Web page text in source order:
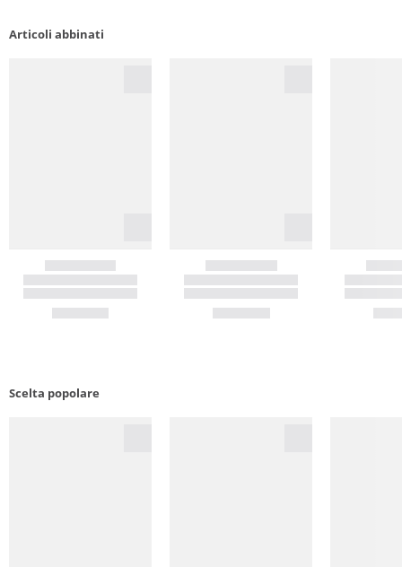
Articoli abbinati
Scelta popolare